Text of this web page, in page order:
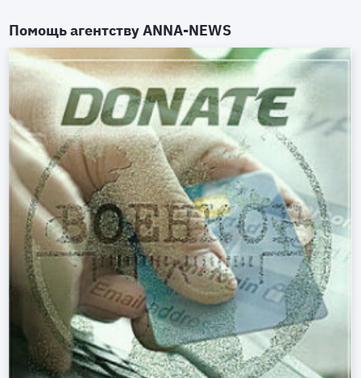
Помощь агентствуANNA-NEWS